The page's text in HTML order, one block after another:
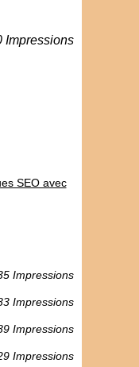
Impressions
SEO avec
Impressions
Impressions
Impressions
Impressions